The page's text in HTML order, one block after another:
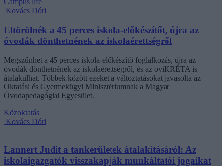
Campus life
Kovács Dóri
Eltörölnék a 45 perces iskola-előkészítőt, újra az
óvodák dönthetnének az iskolaérettségről
Megszűnhet a 45 perces iskola-előkészítő foglalkozás, újra az
óvodák dönthetnének az iskolaérettségről, és az oviKRÉTA is
átalakulhat. Többek között ezeket a változtatásokat javasolta az
Oktatási és Gyermekügyi Minisztériumnak a Magyar
Óvodapedagógiai Egyesület.
Közoktatás
Kovács Dóri
Lannert Judit a tankerületek átalakításáról: Az
iskolaigazgatók visszakapják munkáltatói jogaikat